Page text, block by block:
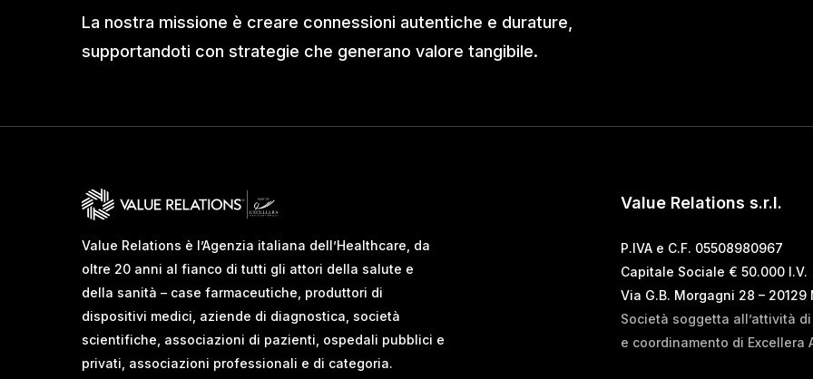
La nostra missione è creare connessioni autentiche e durature,
supportandoti con strategie che generano valore tangibile.
Value Relations è l’Agenzia italiana dell’Healthcare, da
oltre 20 anni al fianco di tutti gli attori della salute e
della sanità – case farmaceutiche, produttori di
dispositivi medici, aziende di diagnostica, società
scientifiche, associazioni di pazienti, ospedali pubblici e
privati, associazioni professionali e di categoria.
Value Relations s.r.l.
P.IVA e C.F. 05508980967
Capitale Sociale € 50.000 I.V.
Via G.B. Morgagni 28 – 20129
Società soggetta all’attività
e coordinamento di Excellera